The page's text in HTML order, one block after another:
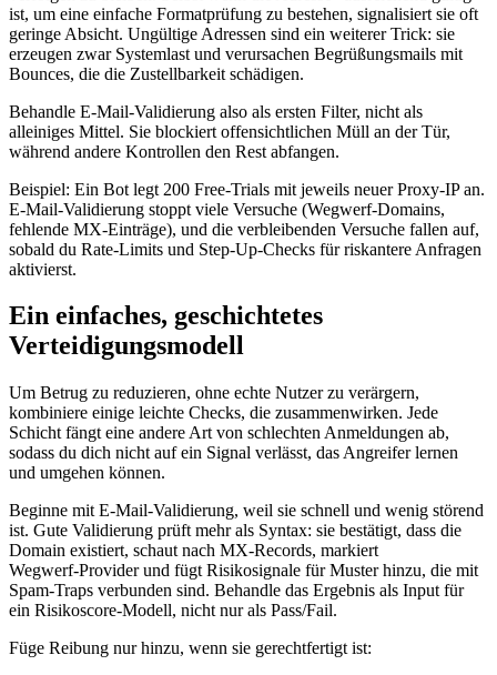
ist, um eine einfache Formatprüfung zu bestehen, signalisiert sie oft
geringe Absicht. Ungültige Adressen sind ein weiterer Trick: sie
erzeugen zwar Systemlast und verursachen Begrüßungsmails mit
Bounces, die die Zustellbarkeit schädigen.
Behandle E‑Mail‑Validierung also als ersten Filter, nicht als
alleiniges Mittel. Sie blockiert offensichtlichen Müll an der Tür,
während andere Kontrollen den Rest abfangen.
Beispiel: Ein Bot legt 200 Free‑Trials mit jeweils neuer Proxy‑IP an.
E‑Mail‑Validierung stoppt viele Versuche (Wegwerf‑Domains,
fehlende MX‑Einträge), und die verbleibenden Versuche fallen auf,
sobald du Rate‑Limits und Step‑Up‑Checks für riskantere Anfragen
aktivierst.
Ein einfaches, geschichtetes
Verteidigungsmodell
Um Betrug zu reduzieren, ohne echte Nutzer zu verärgern,
kombiniere einige leichte Checks, die zusammenwirken. Jede
Schicht fängt eine andere Art von schlechten Anmeldungen ab,
sodass du dich nicht auf ein Signal verlässt, das Angreifer lernen
und umgehen können.
Beginne mit E‑Mail‑Validierung, weil sie schnell und wenig störend
ist. Gute Validierung prüft mehr als Syntax: sie bestätigt, dass die
Domain existiert, schaut nach MX‑Records, markiert
Wegwerf‑Provider und fügt Risikosignale für Muster hinzu, die mit
Spam‑Traps verbunden sind. Behandle das Ergebnis als Input für
ein Risikoscore‑Modell, nicht nur als Pass/Fail.
Füge Reibung nur hinzu, wenn sie gerechtfertigt ist: